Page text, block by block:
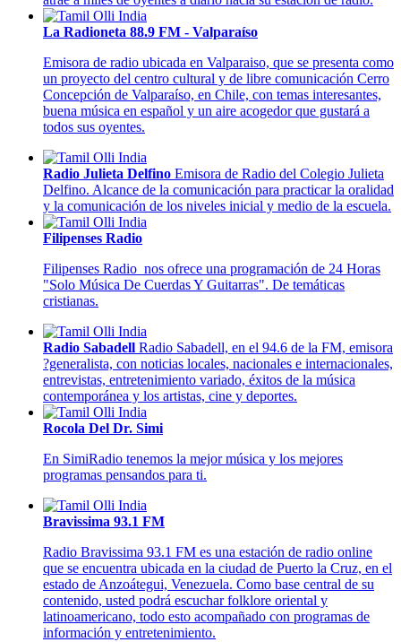
La Radioneta 88.9 FM - Valparaíso
Emisora de radio ubicada en Valparaiso, que se presenta como
un proyecto del centro cultural y de libre comunicación Cerro
Concepción de Valparaíso, en Chile, con temas interesantes,
buena música en español y un aire acogedor que gustará a
todos sus oyentes.
Radio Julieta Delfino Emisora de Radio del Colegio Julieta
Delfino. Alcance de la comunicación para practicar la oralidad
y la comunicación de los niveles inicial y medio de la escuela.
Filipenses Radio
Filipenses Radio nos ofrece una programación de 24 Horas
"Solo Música De Cuerdas Y Guitarras". De temáticas
cristianas.
Radio Sabadell Radio Sabadell, en el 94.6 de la FM, emisora
?generalista, con noticias locales, nacionales e internacionales,
entrevistas, entretenimiento variado, éxitos de la música
contemporánea y los artistas, cine y deportes.
Rocola Del Dr. Simi
En SimiRadio tenemos la mejor música y los mejores
programas pensandos para ti.
Bravissima 93.1 FM
Radio Bravissima 93.1 FM es una estación de radio online
que se encuentra ubicada en la ciudad de Puerto la Cruz, en el
estado de Anzoátegui, Venezuela. Como base central de su
contenido, usted podrá escuchar folklore oriental y
latinoamericano, todo esto acompañado con programas de
información y entretenimiento.